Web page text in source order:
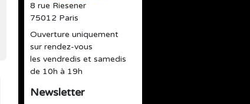
8 rue Riesener
75012 Paris
Ouverture uniquement
sur rendez-vous
les vendredis et samedis
de 10h à 19h
Newsletter